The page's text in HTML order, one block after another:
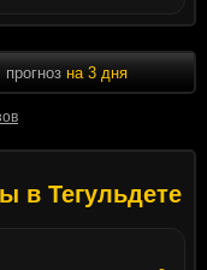
прогноз на 3 дня
в Тегульдете